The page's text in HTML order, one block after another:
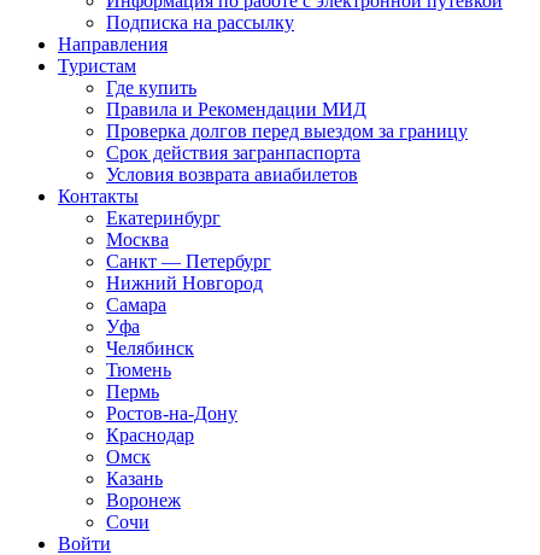
Подписка на рассылку
Направления
Туристам
Где купить
Правила и Рекомендации МИД
Проверка долгов перед выездом за границу
Срок действия загранпаспорта
Условия возврата авиабилетов
Контакты
Екатеринбург
Москва
Санкт — Петербург
Нижний Новгород
Самара
Уфа
Челябинск
Тюмень
Пермь
Ростов-на-Дону
Краснодар
Омск
Казань
Воронеж
Сочи
Войти